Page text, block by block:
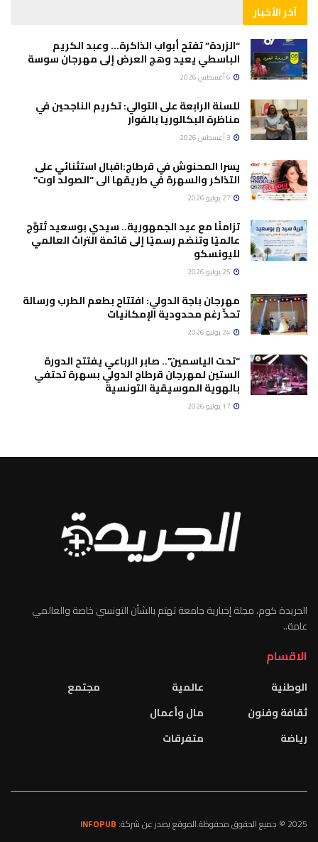
آخر الأخبار
“الزردة” تفتح أبواب الذاكرة… وعبد الكريم
الباسطي يعيد وهج العرض إلى مهرجان سوسة
للسنة الرابعة على التوالي: تكريم الناجحين في
مناظرة البكالوريا بالفوار
يسرا المحنوش في قرطاج:اقبال استثنائي على
التذاكر والسهرة في طريقها الى “الصولد اوت”
تزامنًا مع عيد الجمهورية.. سيدي بوسعيد تُتوَّج
عالميًا وتنضم رسميًا إلى قائمة التراث العالمي
لليونسكو
مهرجان باجة الدولي: افتتاح بطعم الطرب ورسالة
تحدٍّ رغم محدودية الإمكانيات
“تحت الياسمين”.. صابر الرباعي يفتتح الدورة
الستين لمهرجان قرطاج الدولي بسهرة تحتفي
بالهوية الموسيقية التونسية
الجريدة كوم، مجلة إخبارية جامعة تهتم بالشأن التونسي خاصة والعالمي
عامة..
الاقسام
الوطنية
ثقافة وفنون
رياضة
عالمية
مال وأعمال
متفرقات
مجتمع
2025 © جميع الحقوق محفوظة.الموقع يصدر عن شركة: INFOPUB